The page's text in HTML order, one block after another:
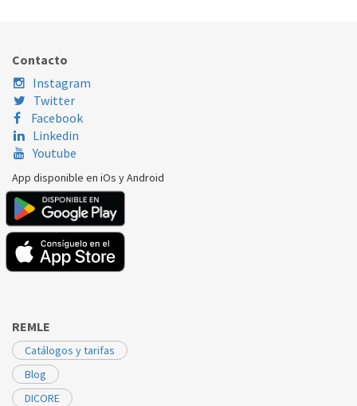
Contacto
Instagram
Twitter
Facebook
Linkedin
Youtube
App disponible en iOs y Android
REMLE
Catálogos y tarifas
Blog
DICORE